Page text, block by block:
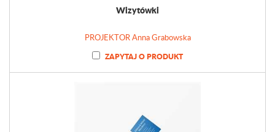
Wizytówki
PROJEKTOR Anna Grabowska
ZAPYTAJ O PRODUKT